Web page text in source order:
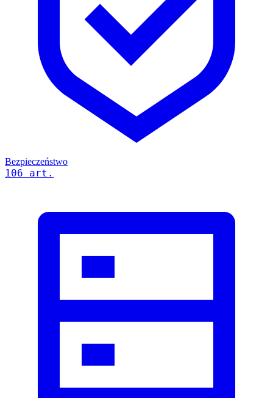
Bezpieczeństwo
106 art.